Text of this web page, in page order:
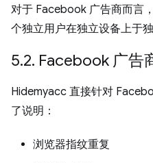
对于 Facebook 广告商而言
个独立用户在独立设备上于独
5.2. Facebook 广
Hidemyacc 直接针对
了说明：
浏览器指纹重复